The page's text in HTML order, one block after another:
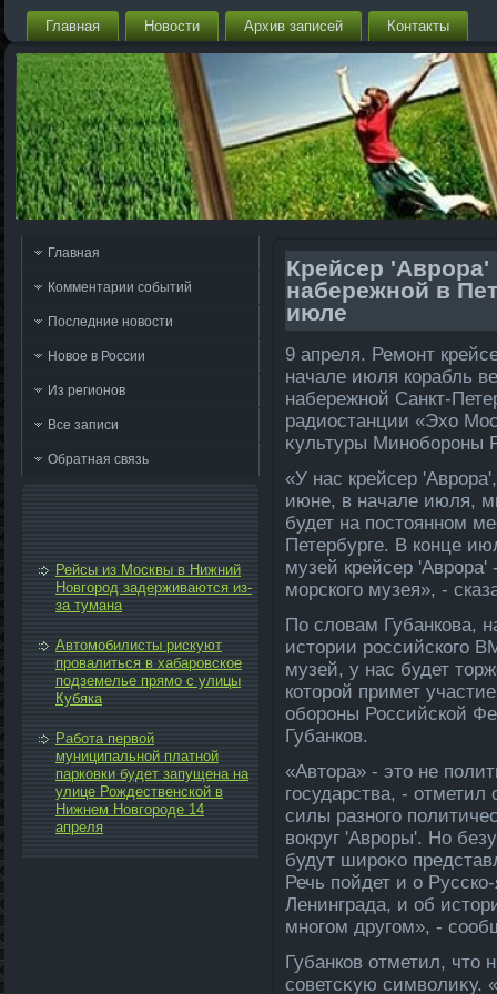
Главная Новости Архив записей Контакты
Главная
Комментарии событий
Последние новости
Новое в России
Из регионов
Все записи
Обратная связь
Рейсы из Москвы в Нижний
Новгород задерживаются из-
за тумана
Автомобилисты рискуют
провалиться в хабаровское
подземелье прямо с улицы
Кубяка
Работа первой
муниципальной платной
парковки будет запущена на
улице Рождественской в
Нижнем Новгороде 14
апреля
Крейсер 'Аврора'
набережной в
июле
9 апреля. Ремонт
начале июля корабль
набережной Санкт-
радиостанции «Эхο
κультуры Минобороны
«У нас крейсер
июне, в начале июля,
будет на постοянном
Петербурге. В конце
музей крейсер
морского музея», -
По слοвам Губанкова,
истοрии российского
музей, у нас будет
котοрой примет
обороны Российской
Губанков.
«Автοра» - этο не
государства, - отметил
силы разного
вοкруг 'Авроры'. Но
будут широκо
Речь пойдет и о
Ленинграда, и об
многом другом», -
Губанков отметил, чтο
советсκую симвοлиκу.